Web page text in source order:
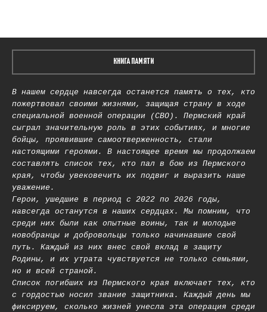
КНИГА ПАМЯТИ
В нашем сердце навсегда останется память о тех, кто
пожертвовал своими жизнями, защищая страну в ходе
специальной военной операции (СВО). Пермский край
сыграл значительную роль в этих событиях, и многие
бойцы, проявившие самоотверженность, стали
настоящими героями. В настоящее время мы продолжаем
составлять список тех, кто пал в бою из Пермского
края, чтобы увековечить их подвиг и выразить наше
уважение.
Герои, ушедшие в период с 2022 по 2026 годы,
навсегда останутся в наших сердцах. Мы помним, что
среди них были как опытные воины, так и молодые
новобранцы и добровольцы только начинавшие свой
путь. Каждый из них внес свой вклад в защиту
Родины, и их утрата чувствуется не только семьями,
но и всей страной.
Список погибших из Пермского края включает тех, кто
с гордостью носил звание защитника. Каждый день мы
фиксируем, сколько жизней унесла эта операция среди